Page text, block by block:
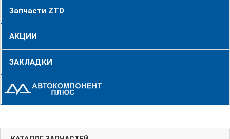
Запчасти ZTD
АКЦИИ
ЗАКЛАДКИ